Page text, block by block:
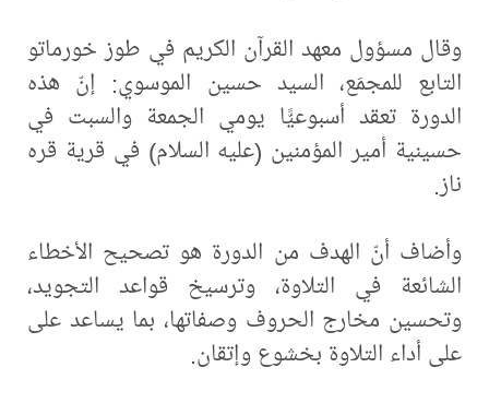
وقال مسؤول معهد القرآن الكريم في طوز خورماتو
التابع للمجمَع، السيد حسين الموسوي: إنّ هذه
الدورة تعقد أسبوعيًّا يومي الجمعة والسبت في
حسينية أمير المؤمنين (عليه السلام) في قرية قره
ناز.
وأضاف أنّ الهدف من الدورة هو تصحيح الأخطاء
الشائعة في التلاوة، وترسيخ قواعد التجويد،
وتحسين مخارج الحروف وصفاتها، بما يساعد على
على أداء التلاوة بخشوع وإتقان.